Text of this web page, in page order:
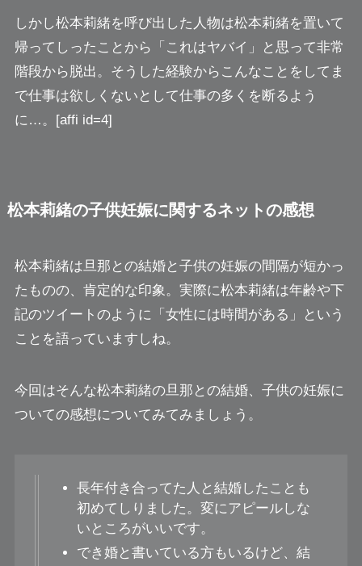
しかし松本莉緒を呼び出した人物は松本莉緒を置いて
帰ってしったことから「これはヤバイ」と思って非常
階段から脱出。そうした経験からこんなことをしてま
で仕事は欲しくないとして仕事の多くを断るよう
に…。[affi id=4]
松本莉緒の子供妊娠に関するネットの感想
松本莉緒は旦那との結婚と子供の妊娠の間隔が短かっ
たものの、肯定的な印象。実際に松本莉緒は年齢や下
記のツイートのように「女性には時間がある」という
ことを語っていますしね。
今回はそんな松本莉緒の旦那との結婚、子供の妊娠に
ついての感想についてみてみましょう。
長年付き合ってた人と結婚したことも
初めてしりました。変にアピールしな
いところがいいです。
でき婚と書いている方もいるけど、結